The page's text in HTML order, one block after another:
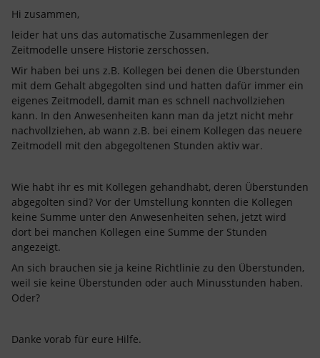
Hi zusammen,
leider hat uns das automatische Zusammenlegen der
Zeitmodelle unsere Historie zerschossen.
Wir haben bei uns z.B. Kollegen bei denen die Überstunden
mit dem Gehalt abgegolten sind und hatten dafür immer ein
eigenes Zeitmodell, damit man es schnell nachvollziehen
kann. In den Anwesenheiten kann man da jetzt nicht mehr
nachvollziehen, ab wann z.B. bei einem Kollegen das neuere
Zeitmodell mit den abgegoltenen Stunden aktiv war.
Wie habt ihr es mit Kollegen gehandhabt, deren Überstunden
abgegolten sind? Vor der Umstellung konnten die Kollegen
keine Summe unter den Anwesenheiten sehen, jetzt wird
dort bei manchen Kollegen eine Summe der Stunden
angezeigt.
An sich brauchen sie ja keine Richtlinie zu den Überstunden,
weil sie keine Überstunden oder auch Minusstunden haben.
Oder?
Danke vorab für eure Hilfe.